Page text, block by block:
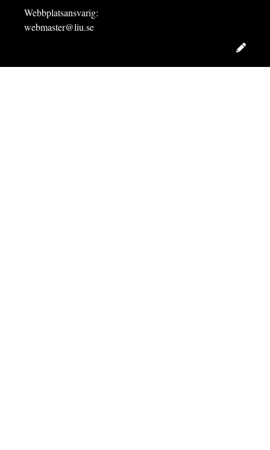
Webbplatsansvarig:
webmaster@liu.se